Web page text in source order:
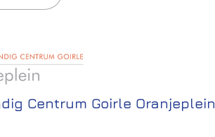
Centrum Goirle Oranjeplein